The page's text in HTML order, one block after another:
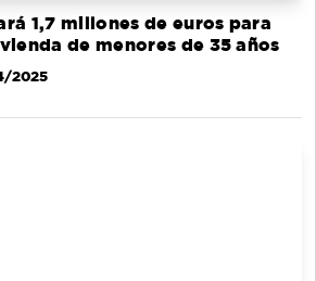
1,7 millones de euros para
de menores de 35 años
2025